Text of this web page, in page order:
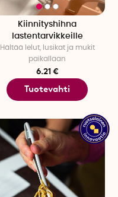
Kiinnityshihna
lastentarvikkeille
Hältää lelut, lusikat ja mukit
paikallaan
6.21 €
Tuotevahti